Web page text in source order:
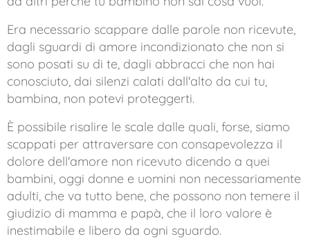
Era necessario scappare dalle parole non ricevute,
dagli sguardi di amore incondizionato che non si
sono posati su di te, dagli abbracci che non hai
conosciuto, dai silenzi calati dall'alto da cui tu,
bambina, non potevi proteggerti.
È possibile risalire le scale dalle quali, forse, siamo
scappati per attraversare con consapevolezza il
dolore dell'amore non ricevuto dicendo a quei
bambini, oggi donne e uomini non necessariamente
adulti, che va tutto bene, che possono non temere il
giudizio di mamma e papà, che il loro valore è
inestimabile e libero da ogni sguardo.